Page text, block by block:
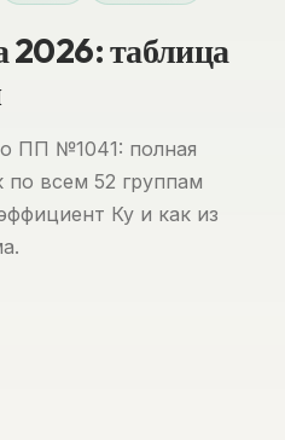
2026: таблица
ПП №1041: полная
по всем 52 группам
Ку и как из